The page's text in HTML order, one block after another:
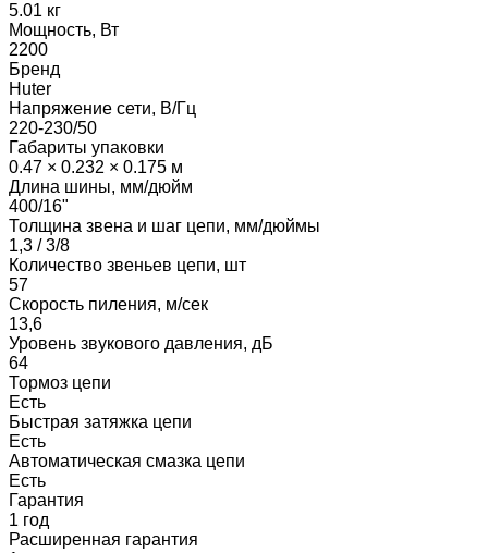
5.01 кг
Мощность, Вт
2200
Бренд
Huter
Напряжение сети, В/Гц
220-230/50
Габариты упаковки
0.47 × 0.232 × 0.175 м
Длина шины, мм/дюйм
400/16"
Толщина звена и шаг цепи, мм/дюймы
1,3 / 3/8
Количество звеньев цепи, шт
57
Скорость пиления, м/сек
13,6
Уровень звукового давления, дБ
64
Тормоз цепи
Есть
Быстрая затяжка цепи
Есть
Автоматическая смазка цепи
Есть
Гарантия
1 год
Расширенная гарантия